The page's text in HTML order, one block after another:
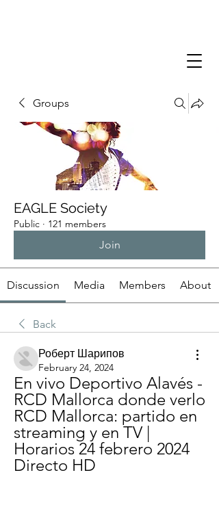
Groups
EAGLE Society
Public · 121 members
Join
Discussion Media Members About
Back
Роберт Шарипов
February 24, 2024
En vivo Deportivo Alavés -
RCD Mallorca donde verlo
RCD Mallorca: partido en
streaming y en TV |
Horarios 24 febrero 2024
Directo HD